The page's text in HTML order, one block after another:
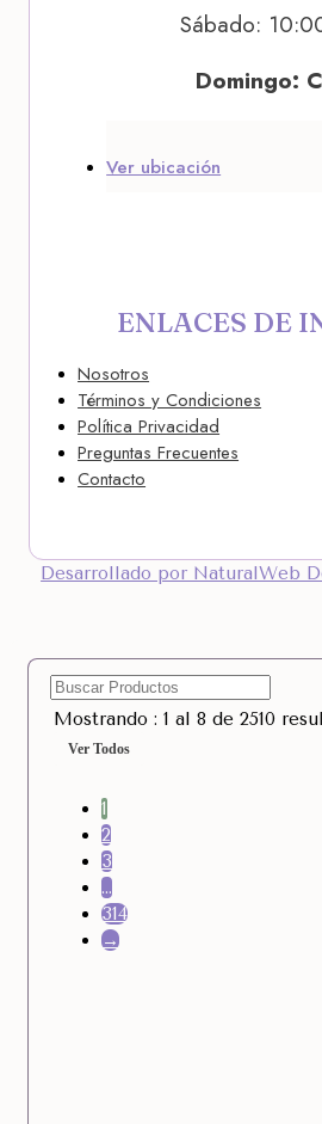
Sábado:
Domingo:
Ver ubicación
ENLACES DE
Nosotros
Términos y Condiciones
Política Privacidad
Preguntas Frecuentes
Contacto
Desarrollado por NaturalWeb
Mostrando : 1 al 8 de 2510
Ver Todos
1
2
3
…
314
→